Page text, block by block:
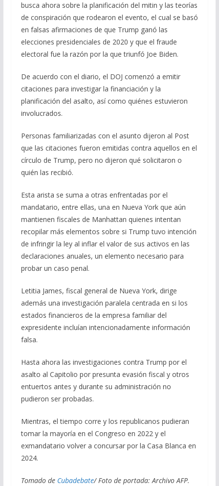
busca ahora sobre la planificación del mitin y las teorías
de conspiración que rodearon el evento, el cual se basó
en falsas afirmaciones de que Trump ganó las
elecciones presidenciales de 2020 y que el fraude
electoral fue la razón por la que triunfó Joe Biden.
De acuerdo con el diario, el DOJ comenzó a emitir
citaciones para investigar la financiación y la
planificación del asalto, así como quiénes estuvieron
involucrados.
Personas familiarizadas con el asunto dijeron al Post
que las citaciones fueron emitidas contra aquellos en el
círculo de Trump, pero no dijeron qué solicitaron o
quién las recibió.
Esta arista se suma a otras enfrentadas por el
mandatario, entre ellas, una en Nueva York que aún
mantienen fiscales de Manhattan quienes intentan
recopilar más elementos sobre si Trump tuvo intención
de infringir la ley al inflar el valor de sus activos en las
declaraciones anuales, un elemento necesario para
probar un caso penal.
Letitia James, fiscal general de Nueva York, dirige
además una investigación paralela centrada en si los
estados financieros de la empresa familiar del
expresidente incluían intencionadamente información
falsa.
Hasta ahora las investigaciones contra Trump por el
asalto al Capitolio por presunta evasión fiscal y otros
entuertos antes y durante su administración no
pudieron ser probadas.
Mientras, el tiempo corre y los republicanos pudieran
tomar la mayoría en el Congreso en 2022 y el
exmandatario volver a concursar por la Casa Blanca en
2024.
Tomado de Cubadebate/ Foto de portada: Archivo AFP.